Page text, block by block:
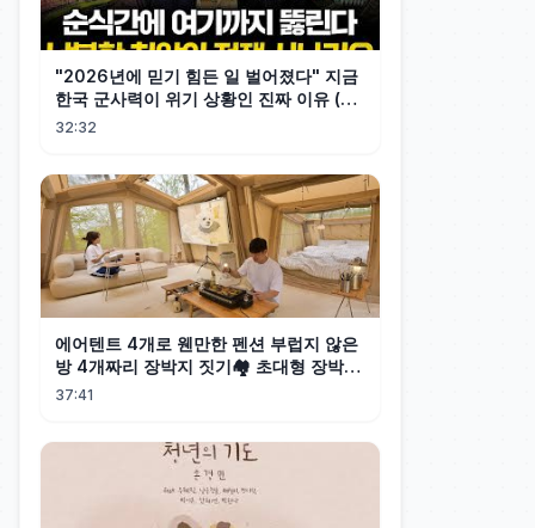
"2026년에 믿기 힘든 일 벌어졌다" 지금
한국 군사력이 위기 상황인 진짜 이유 (샤
를세환 1부)
32:32
에어텐트 4개로 웬만한 펜션 부럽지 않은
방 4개짜리 장박지 짓기🏘️ 초대형 장박캠
핑
37:41